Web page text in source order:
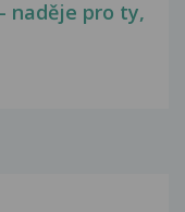
naděje pro ty,